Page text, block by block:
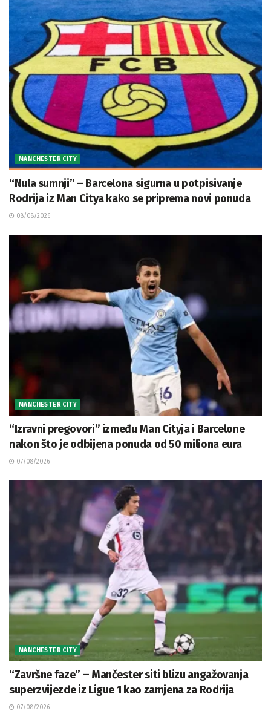
MANCHESTER CITY
“Nula sumnji” – Barcelona sigurna u potpisivanje
Rodrija iz Man Citya kako se priprema novi ponuda
08/08/2026
MANCHESTER CITY
“Izravni pregovori” između Man Cityja i Barcelone
nakon što je odbijena ponuda od 50 miliona eura
07/08/2026
MANCHESTER CITY
“Završne faze” – Mančester siti blizu angažovanja
superzvijezde iz Ligue 1 kao zamjena za Rodrija
07/08/2026